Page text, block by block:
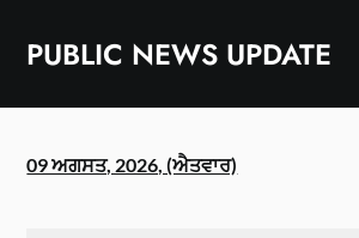
contentPUBLIC NEWS UPDATE
09 ਅਗਸਤ, 2026, (ਐਤਵਾਰ)